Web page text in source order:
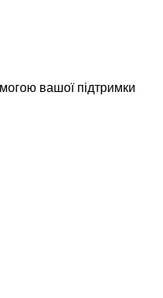
вашої підтримки